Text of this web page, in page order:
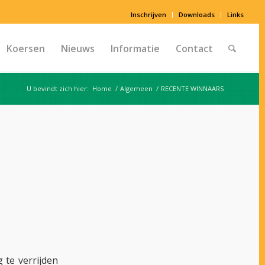
Inschrijven Downloads Links
Koersen Nieuws Informatie Contact
U bevindt zich hier: Home / Algemeen / RECENTE WINNAARS
te verrijden